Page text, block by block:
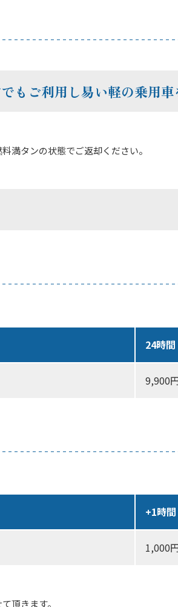
もご利用し易い軽の乗用車
満タンの状態でご返却ください。
24時間
9,900
+1時間
1,000
頂きます。